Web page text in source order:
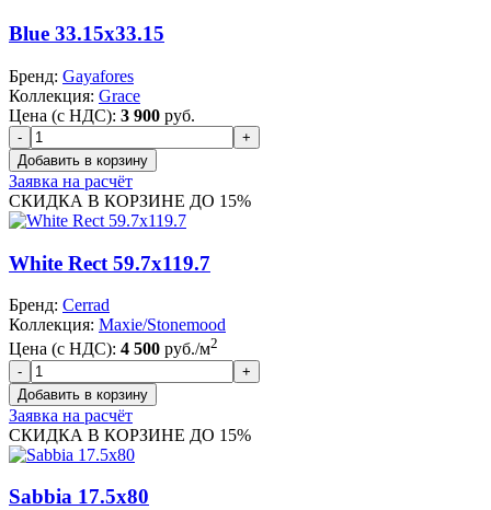
Blue 33.15x33.15
Бренд: Gayafores
Коллекция: Grace
Цена (с НДС): 3 900 руб.
Заявка на расчёт
СКИДКА В КОРЗИНЕ ДО 15%
White Rect 59.7x119.7
Бренд: Cerrad
Коллекция: Maxie/Stonemood
Цена (с НДС): 4 500 руб./м2
Заявка на расчёт
СКИДКА В КОРЗИНЕ ДО 15%
Sabbia 17.5x80